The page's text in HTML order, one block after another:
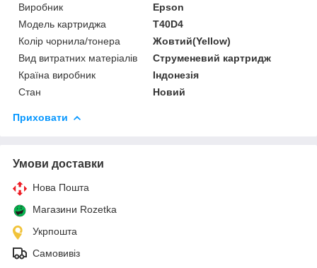
Виробник
Epson
Модель картриджа
T40D4
Колір чорнила/тонера
Жовтий(Yellow)
Вид витратних матеріалів
Струменевий картридж
Країна виробник
Індонезія
Стан
Новий
Приховати
Умови доставки
Нова Пошта
Магазини Rozetka
Укрпошта
Самовивіз